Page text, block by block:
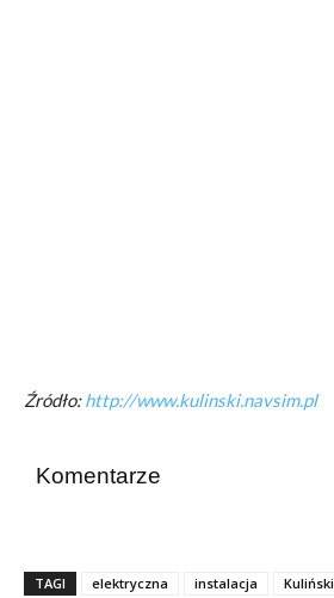
Źródło:http://www.kulinski.navsim.pl
Komentarze
TAGI elektryczna instalacja Kuliński